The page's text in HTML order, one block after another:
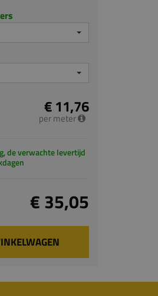
€ 11,76
per meter
de verwachte levertijd
€ 35,05